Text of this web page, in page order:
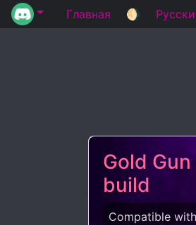
Главная 🌖
Gold
build
Compatible